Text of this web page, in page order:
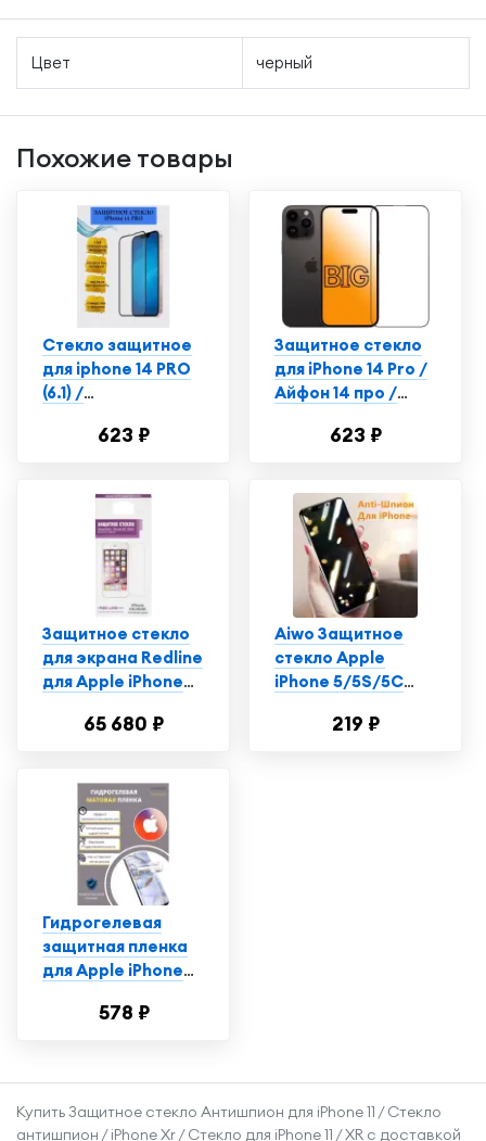
Цвет черный
Похожие товары
Стекло защитное
для iphone 14 PRO
(6.1) /
стекло на айфон 14
623 ₽
Защитное стекло
для iPhone 14 Pro /
Айфон 14 про /
закаленное
шт.)
623 ₽
Защитное стекло
для экрана Redline
для Apple iPhone
(УТ000004780)
65 680 ₽
Aiwo Защитное
стекло Apple
iPhone 5/5S/5С
219 ₽
Гидрогелевая
защитная пленка
для Apple iPhone
5S/5/5C с
(на экран) -
Матовая
578 ₽
Купить Защитное стекло Антишпион для iPhone 11 / Стекло
антишпион / iPhone Xr / Стекло для iPhone 11 / XR с доставкой